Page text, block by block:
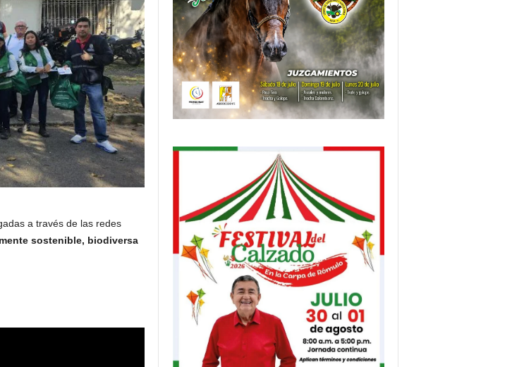
a través de las redes
sostenible, biodiversa